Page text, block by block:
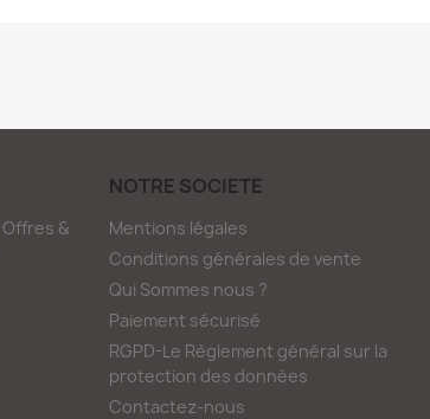
&
NOTRE SOCIÉTÉ
Mentions légales
Conditions générales de vente
Qui Sommes nous ?
Paiement sécurisé
RGPD-Le Règlement général sur la
protection des données
Contactez-nous